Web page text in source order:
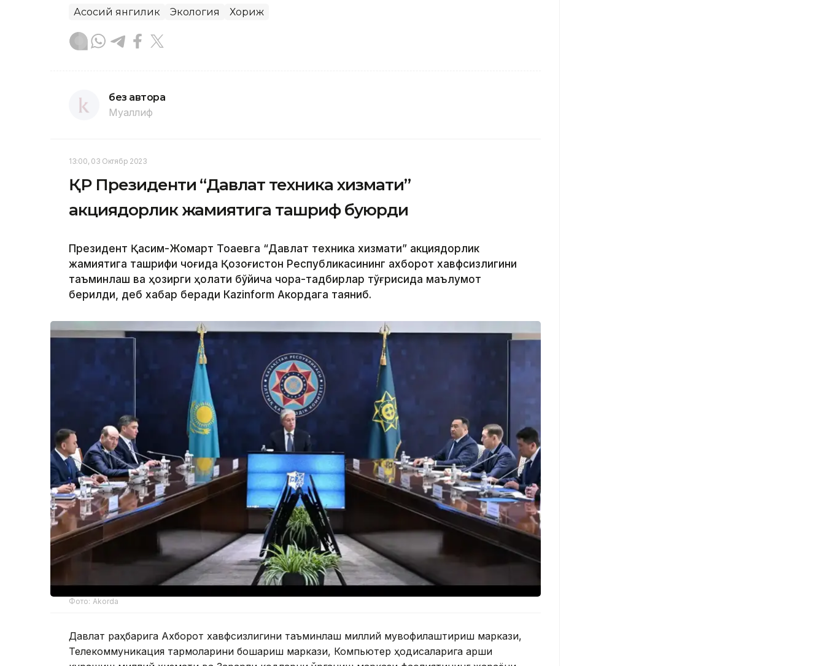
Асосий янгилик Экология Хориж
без автора
Муаллиф
13:00, 03 Октябр 2023
ҚР Президенти “Давлат техника хизмати”
акциядорлик жамиятига ташриф буюрди
Президент Қасим-Жомарт Тоқаевга “Давлат техника хизмати” акциядорлик
жамиятига ташрифи чоғида Қозоғистон Республикасининг ахборот хавфсизлигини
таъминлаш ва ҳозирги ҳолати бўйича чора-тадбирлар тўғрисида маълумот
берилди, деб хабар беради Каzinform Акордага таяниб.
Фото: Akorda
Давлат раҳбарига Ахборот хавфсизлигини таъминлаш миллий мувофиқлаштириш маркази,
Телекоммуникация тармоқларини бошқариш маркази, Компьютер ҳодисаларига қарши